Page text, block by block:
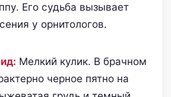
Его судьба вызывает
у орнитологов.
Мелкий кулик. В брачном
черное пятно на